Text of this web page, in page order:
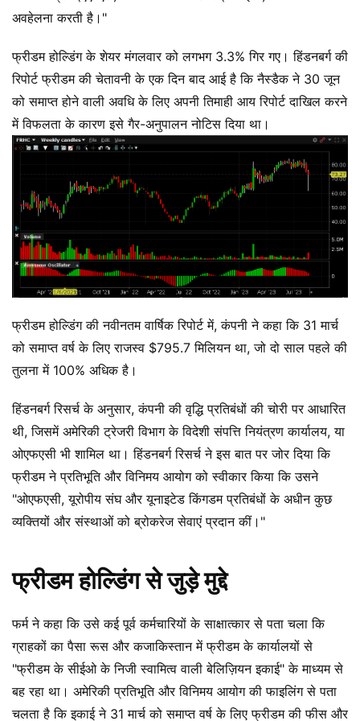
अवहेलना करती है।"
फ्रीडम होल्डिंग के शेयर मंगलवार को लगभग 3.3% गिर गए। हिंडनबर्ग की
रिपोर्ट फ्रीडम की चेतावनी के एक दिन बाद आई है कि नैस्डैक ने 30 जून
को समाप्त होने वाली अवधि के लिए अपनी तिमाही आय रिपोर्ट दाखिल करने
में विफलता के कारण इसे गैर-अनुपालन नोटिस दिया था।
फ्रीडम होल्डिंग की नवीनतम वार्षिक रिपोर्ट में, कंपनी ने कहा कि 31 मार्च
को समाप्त वर्ष के लिए राजस्व $795.7 मिलियन था, जो दो साल पहले की
तुलना में 100% अधिक है।
हिंडनबर्ग रिसर्च के अनुसार, कंपनी की वृद्धि प्रतिबंधों की चोरी पर आधारित
थी, जिसमें अमेरिकी ट्रेजरी विभाग के विदेशी संपत्ति नियंत्रण कार्यालय, या
ओएफएसी भी शामिल था। हिंडनबर्ग रिसर्च ने इस बात पर जोर दिया कि
फ्रीडम ने प्रतिभूति और विनिमय आयोग को स्वीकार किया कि उसने
"ओएफएसी, यूरोपीय संघ और यूनाइटेड किंगडम प्रतिबंधों के अधीन कुछ
व्यक्तियों और संस्थाओं को ब्रोकरेज सेवाएं प्रदान कीं।"
फ्रीडम होल्डिंग से जुड़े मुद्दे
फर्म ने कहा कि उसे कई पूर्व कर्मचारियों के साक्षात्कार से पता चला कि
ग्राहकों का पैसा रूस और कजाकिस्तान में फ्रीडम के कार्यालयों से
"फ्रीडम के सीईओ के निजी स्वामित्व वाली बेलिज़ियन इकाई" के माध्यम से
बह रहा था। अमेरिकी प्रतिभूति और विनिमय आयोग की फाइलिंग से पता
चलता है कि इकाई ने 31 मार्च को समाप्त वर्ष के लिए फ्रीडम की फीस और